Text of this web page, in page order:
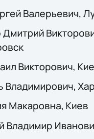
Валерьевич,
Викторович,
Владимирович,
Макаровна, Киев
Владимир